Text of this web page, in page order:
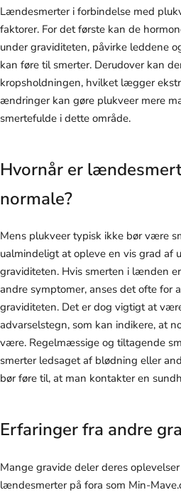
Lændesmerter i forbindelse med
faktorer. For det første kan de
under graviditeten, påvirke leddene
kan føre til smerter. Derudover kan
kropsholdningen, hvilket lægger
ændringer kan gøre plukveer mere
smertefulde i dette område.
Hvornår er
normale?
Mens plukveer typisk ikke bør være
ualmindeligt at opleve en vis grad af
graviditeten. Hvis smerten i lænden
andre symptomer, anses det ofte for
graviditeten. Det er dog vigtigt at
advarselstegn, som kan indikere, at
være. Regelmæssige og tiltagende
smerter ledsaget af blødning eller
bør føre til, at man kontakter en
Erfaringer fra andre
Mange gravide deler deres
lændesmerter på fora som Min-